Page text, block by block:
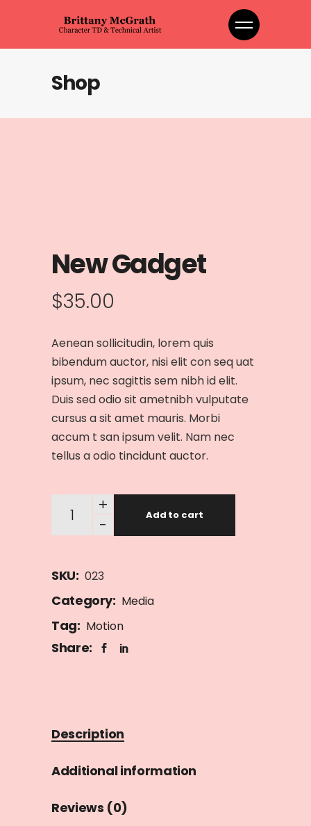
Shop
New Gadget
$35.00
Aenean sollicitudin, lorem quis
bibendum auctor, nisi elit con seq uat
ipsum, nec sagittis sem nibh id elit.
Duis sed odio sit ametnibh vulputate
cursus a sit amet mauris. Morbi
accum t san ipsum velit. Nam nec
tellus a odio tincidunt auctor.
-
+
Add to cart
SKU: 023
Category: Media
Tag: Motion
Share:
Description
Additional information
Reviews (0)